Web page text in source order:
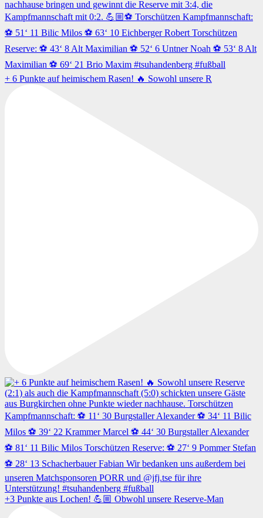
+ 6 Punkte auf heimischem Rasen! 🔥 Sowohl unsere R
+3 Punkte aus Lochen! 💪🏼 Obwohl unsere Reserve-Man